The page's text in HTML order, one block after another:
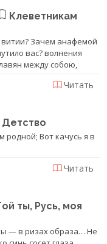
Клеветникам
Зачем анафемой
вас? волнения
между собою,
Читать
Детство
родной; Вот качусь я в
Читать
ты, Русь, моя
— в ризах образа… Не